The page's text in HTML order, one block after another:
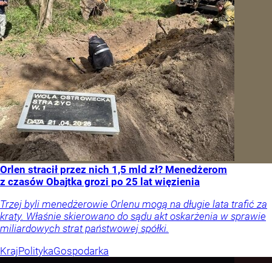
Orlen stracił przez nich 1,5 mld zł? Menedżerom
z czasów Obajtka grozi po 25 lat więzienia
Trzej byli menedżerowie Orlenu mogą na długie lata trafić za
kraty. Właśnie skierowano do sądu akt oskarżenia w sprawie
miliardowych strat państwowej spółki.
KrajPolitykaGospodarka